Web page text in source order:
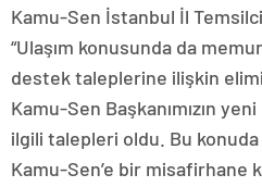
Kamu-Sen İstanbul İl
“Ulaşım konusunda da
destek taleplerine ilişkin
Kamu-Sen Başkanımızın
ilgili talepleri oldu. Bu konuda
Kamu-Sen’e bir misafirhane